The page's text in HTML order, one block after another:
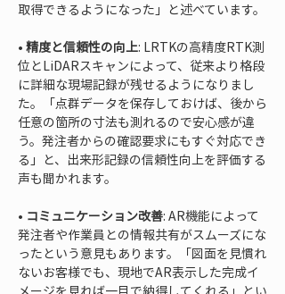
• 精度と信頼性の向上: LRTKの高精度RTK測
位とLiDARスキャンによって、従来より格段
に詳細な現場記録が残せるようになりまし
た。「点群データを保存しておけば、後から
任意の箇所の寸法も測れるので安心感が違
う。発注者からの確認要求にもすぐ対応でき
る」と、出来形記録の信頼性向上を評価する
• コミュニケーション改善: AR機能によって
発注者や作業員との情報共有がスムーズにな
ったという意見もあります。「図面を見慣れ
ないお客様でも、現地でAR表示した完成イ
メージを見れば一目で納得してくれる」とい